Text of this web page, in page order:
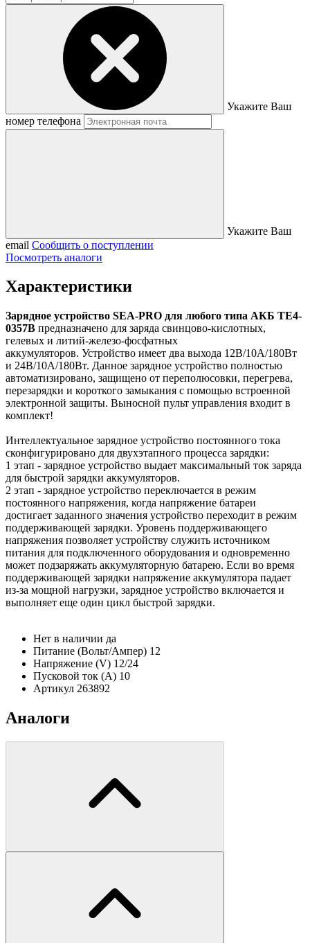
Укажите Ваш
номер телефона
Укажите Ваш
email Сообщить о поступлении
Посмотреть аналоги
Характеристики
Зарядное устройство SEA-PRO для любого типа АКБ ТЕ4-
0357B предназначено для заряда свинцово-кислотных,
гелевых и литий-железо-фосфатных
аккумуляторов. Устройство имеет два выхода 12В/10A/180Вт
и 24В/10A/180Вт. Данное зарядное устройство полностью
автоматизировано, защищено от переполюсовки, перегрева,
перезарядки и короткого замыкания с помощью встроенной
электронной защиты. Выносной пульт управления входит в
комплект!
Интеллектуальное зарядное устройство постоянного тока
сконфигурировано для двухэтапного процесса зарядки:
1 этап - зарядное устройство выдает максимальный ток заряда
для быстрой зарядки аккумуляторов.
2 этап - зарядное устройство переключается в режим
постоянного напряжения, когда напряжение батареи
достигает заданного значения устройство переходит в режим
поддерживающей зарядки. Уровень поддерживающего
напряжения позволяет устройству служить источником
питания для подключенного оборудования и одновременно
может подзаряжать аккумуляторную батарею. Если во время
поддерживающей зарядки напряжение аккумулятора падает
из-за мощной нагрузки, зарядное устройство включается и
выполняет еще один цикл быстрой зарядки.
Нет в наличии да
Питание (Вольт/Ампер) 12
Напряжение (V) 12/24
Пусковой ток (А) 10
Артикул 263892
Аналоги